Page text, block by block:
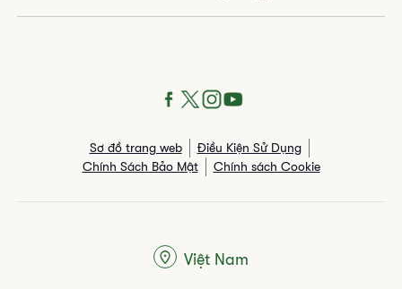
Sơ đồ trang web
Điều Kiện Sử Dụng
Chính Sách Bảo Mật
Chính sách Cookie
Việt Nam